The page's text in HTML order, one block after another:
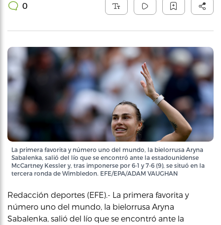
0
La primera favorita y número uno del mundo, la bielorrusa Aryna
Sabalenka, salió del lío que se encontró ante la estadounidense
McCartney Kessler y, tras imponerse por 6-1 y 7-6 (9), se situó en la
tercera ronda de Wimbledon. EFE/EPA/ADAM VAUGHAN
Redacción deportes (EFE).- La primera favorita y
número uno del mundo, la bielorrusa Aryna
Sabalenka, salió del lío que se encontró ante la